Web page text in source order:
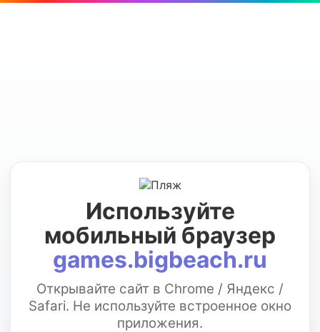
Используйте
мобильный браузер
games.bigbeach.ru
Открывайте сайт в Chrome / Яндекс /
Safari. Не используйте встроенное окно
приложения.